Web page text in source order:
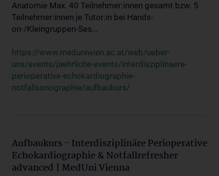
Anatomie Max. 40 Teilnehmer:innen gesamt bzw. 5
Teilnehmer:innen je Tutor:in bei Hands-
on-/Kleingruppen-Ses...
https://www.meduniwien.ac.at/web/ueber-
uns/events/jaehrliche-events/interdisziplinaere-
perioperative-echokardiographie-
notfallsonographie/aufbaukurs/
Aufbaukurs - Interdisziplinäre Perioperative
Echokardiographie & Notfallrefresher
advanced | MedUni Vienna